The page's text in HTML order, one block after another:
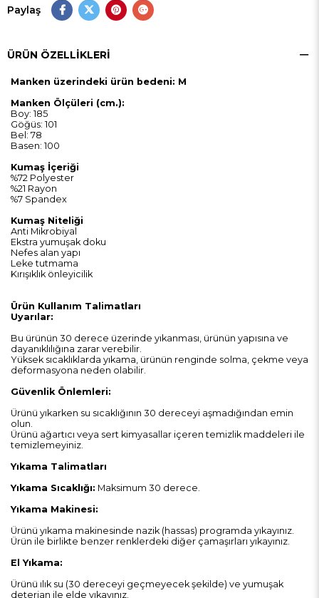
Paylaş
ÜRÜN ÖZELLIKLERI
Manken üzerindeki ürün bedeni: M
Manken Ölçüleri (cm.):
Boy: 185
Göğüs: 101
Bel: 78
Basen: 100
Kumaş İçeriği
%72 Polyester
%21 Rayon
%7 Spandex
Kumaş Niteliği
Anti Mikrobiyal
Ekstra yumuşak doku
Nefes alan yapı
Leke tutmama
Kırışıklık önleyicilik
Ürün Kullanım Talimatları
Uyarılar:
Bu ürünün 30 derece üzerinde yıkanması, ürünün yapısına ve
dayanıklılığına zarar verebilir.
Yüksek sıcaklıklarda yıkama, ürünün renginde solma, çekme veya
deformasyona neden olabilir.
Güvenlik Önlemleri:
Ürünü yıkarken su sıcaklığının 30 dereceyi aşmadığından emin
olun.
Ürünü ağartıcı veya sert kimyasallar içeren temizlik maddeleri ile
temizlemeyiniz.
Yıkama Talimatları
Yıkama Sıcaklığı: Maksimum 30 derece.
Yıkama Makinesi:
Ürünü yıkama makinesinde nazik (hassas) programda yıkayınız.
Ürün ile birlikte benzer renklerdeki diğer çamaşırları yıkayınız.
El Yıkama:
Ürünü ılık su (30 dereceyi geçmeyecek şekilde) ve yumuşak
deterjan ile elde yıkayınız.